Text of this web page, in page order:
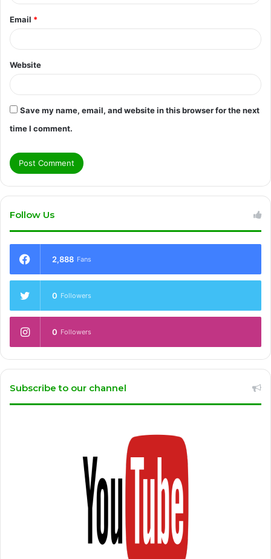
Email *
Website
Save my name, email, and website in this browser for the next
time I comment.
Follow Us
2,888 Fans
0 Followers
0 Followers
Subscribe to our channel